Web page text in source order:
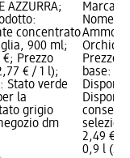
AZZURRA;
concentrato
900 ml;
€; Prezzo
€ / 1 l);
Stato verde
la
grigio
dm
Marca:
Nome
Prezzo:
base:
2,49 €
0,9 l